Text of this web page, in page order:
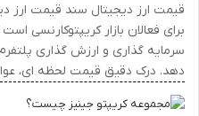
برای فعالان بازار کریپتوکارنسی
سرمایه گذاری و ارزش گذاری
دهد. درک دقیق قیمت لحظه ای،